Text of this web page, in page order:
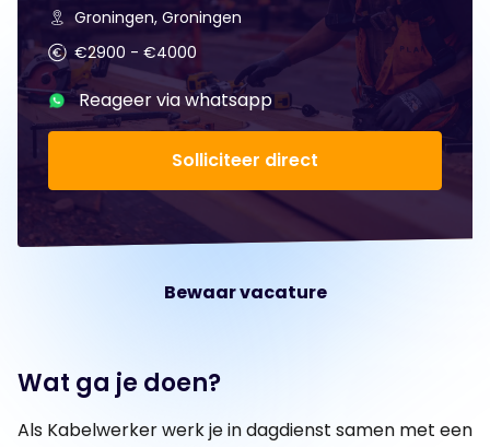
Groningen, Groningen
€2900 - €4000
Reageer via whatsapp
Solliciteer direct
Bewaar vacature
Wat ga je doen?
Als Kabelwerker werk je in dagdienst samen met een